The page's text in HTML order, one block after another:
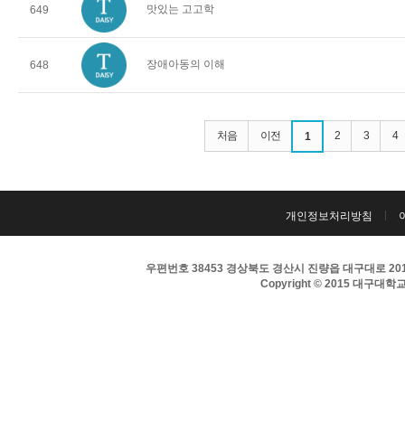
649 맛있는 고고학
648 장애아동의 이해
처음 이전 1 2 3 4
개인정보처리방침
우편번호 38453 경상북도 경산시 진량읍 대구대로
Copyright © 2015 대구대학